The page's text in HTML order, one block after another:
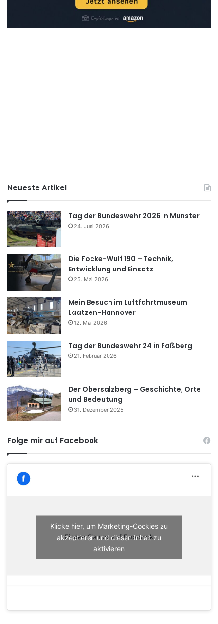
Neueste Artikel
Tag der Bundeswehr 2026 in Munster
24. Juni 2026
Die Focke-Wulf 190 – Technik,
Entwicklung und Einsatz
25. Mai 2026
Mein Besuch im Luftfahrtmuseum
Laatzen-Hannover
12. Mai 2026
Tag der Bundeswehr 24 in Faßberg
21. Februar 2026
Der Obersalzberg – Geschichte, Orte
und Bedeutung
31. Dezember 2025
Folge mir auf Facebook
Finden Sie uns auf Facebook
Klicke hier, um Marketing-Cookies zu
akzeptieren und diesen Inhalt zu
aktivieren